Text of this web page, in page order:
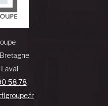
58 78